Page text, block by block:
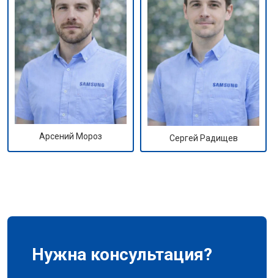
Арсений Мороз Сергей Радищев
Нужна консультация?